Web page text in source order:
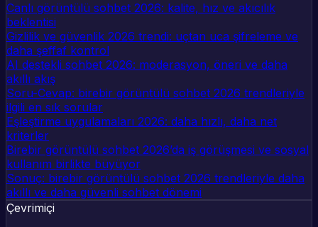
Canlı görüntülü sohbet 2026: kalite, hız ve akıcılık
beklentisi
Gizlilik ve güvenlik 2026 trendi: uçtan uca şifreleme ve
daha şeffaf kontrol
AI destekli sohbet 2026: moderasyon, öneri ve daha
akıllı akış
Soru-Cevap: birebir görüntülü sohbet 2026 trendleriyle
ilgili en sık sorular
Eşleştirme uygulamaları 2026: daha hızlı, daha net
kriterler
Birebir görüntülü sohbet 2026’da iş görüşmesi ve sosyal
kullanım birlikte büyüyor
Sonuç: birebir görüntülü sohbet 2026 trendleriyle daha
akıllı ve daha güvenli sohbet dönemi
Çevrimiçi